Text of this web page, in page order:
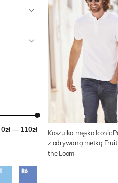
0zł — 110zł
Koszulka męska Iconic
z odrywaną metką
the Loom